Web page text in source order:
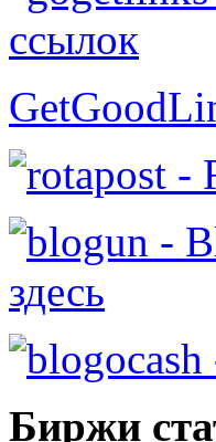
ссылок
-
-
здесь
Биржи